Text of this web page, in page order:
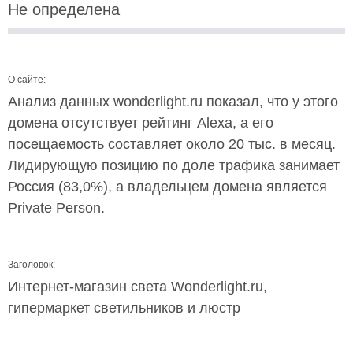
Не определена
О сайте:
Анализ данных wonderlight.ru показал, что у этого
домена отсутствует рейтинг Alexa, а его
посещаемость составляет около 20 тыс. в месяц.
Лидирующую позицию по доле трафика занимает
Россия (83,0%), а владельцем домена является
Private Person.
Заголовок:
Интернет-магазин света Wonderlight.ru,
гипермаркет светильников и люстр